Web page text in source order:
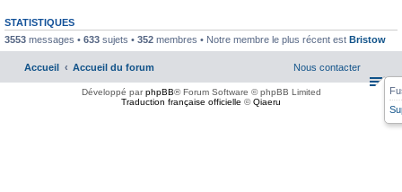
STATISTIQUES
3553 messages • 633 sujets • 352 membres • Notre membre le plus récent est Bristow
Accueil Accueil du forum Nous contacter
Développé parphpBB® Forum Software © phpBB Limited
Traduction française officielle ©Qiaeru